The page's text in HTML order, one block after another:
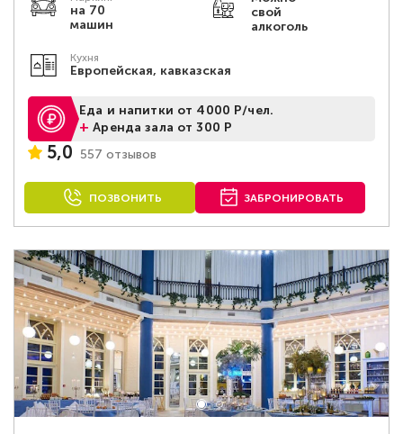
на 70
машин
свой
алкоголь
Кухня
Европейская, кавказская
Еда и напитки от 4000 Р/чел.
+Аренда зала от 300 Р
5,0 557 отзывов
ПОЗВОНИТЬ ЗАБРОНИРОВАТЬ